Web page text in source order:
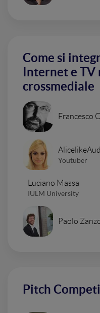
Come si
Internet e
crossmediale
Francesco
Youtuber
Luciano Massa
IULM University
Paolo
Pitch